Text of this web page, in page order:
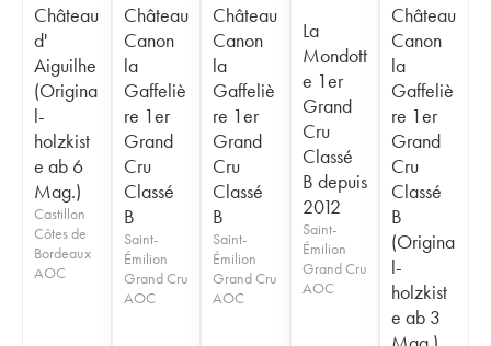
Château
d'
Aiguilhe
(Origina
l-
holzkist
e ab 6
Mag.)
Castillon
Côtes de
Bordeaux
AOC
Château
Canon
la
Gaffeliè
re 1er
Grand
Cru
Classé
B
Saint-
Émilion
Grand Cru
AOC
Château
Canon
la
Gaffeliè
re 1er
Grand
Cru
Classé
B
Saint-
Émilion
Grand Cru
AOC
La
Mondott
e 1er
Grand
Cru
Classé
B depuis
2012
Saint-
Émilion
Grand Cru
AOC
Château
Canon
la
Gaffeliè
re 1er
Grand
Cru
Classé
B
(Origina
l-
holzkist
e ab 3